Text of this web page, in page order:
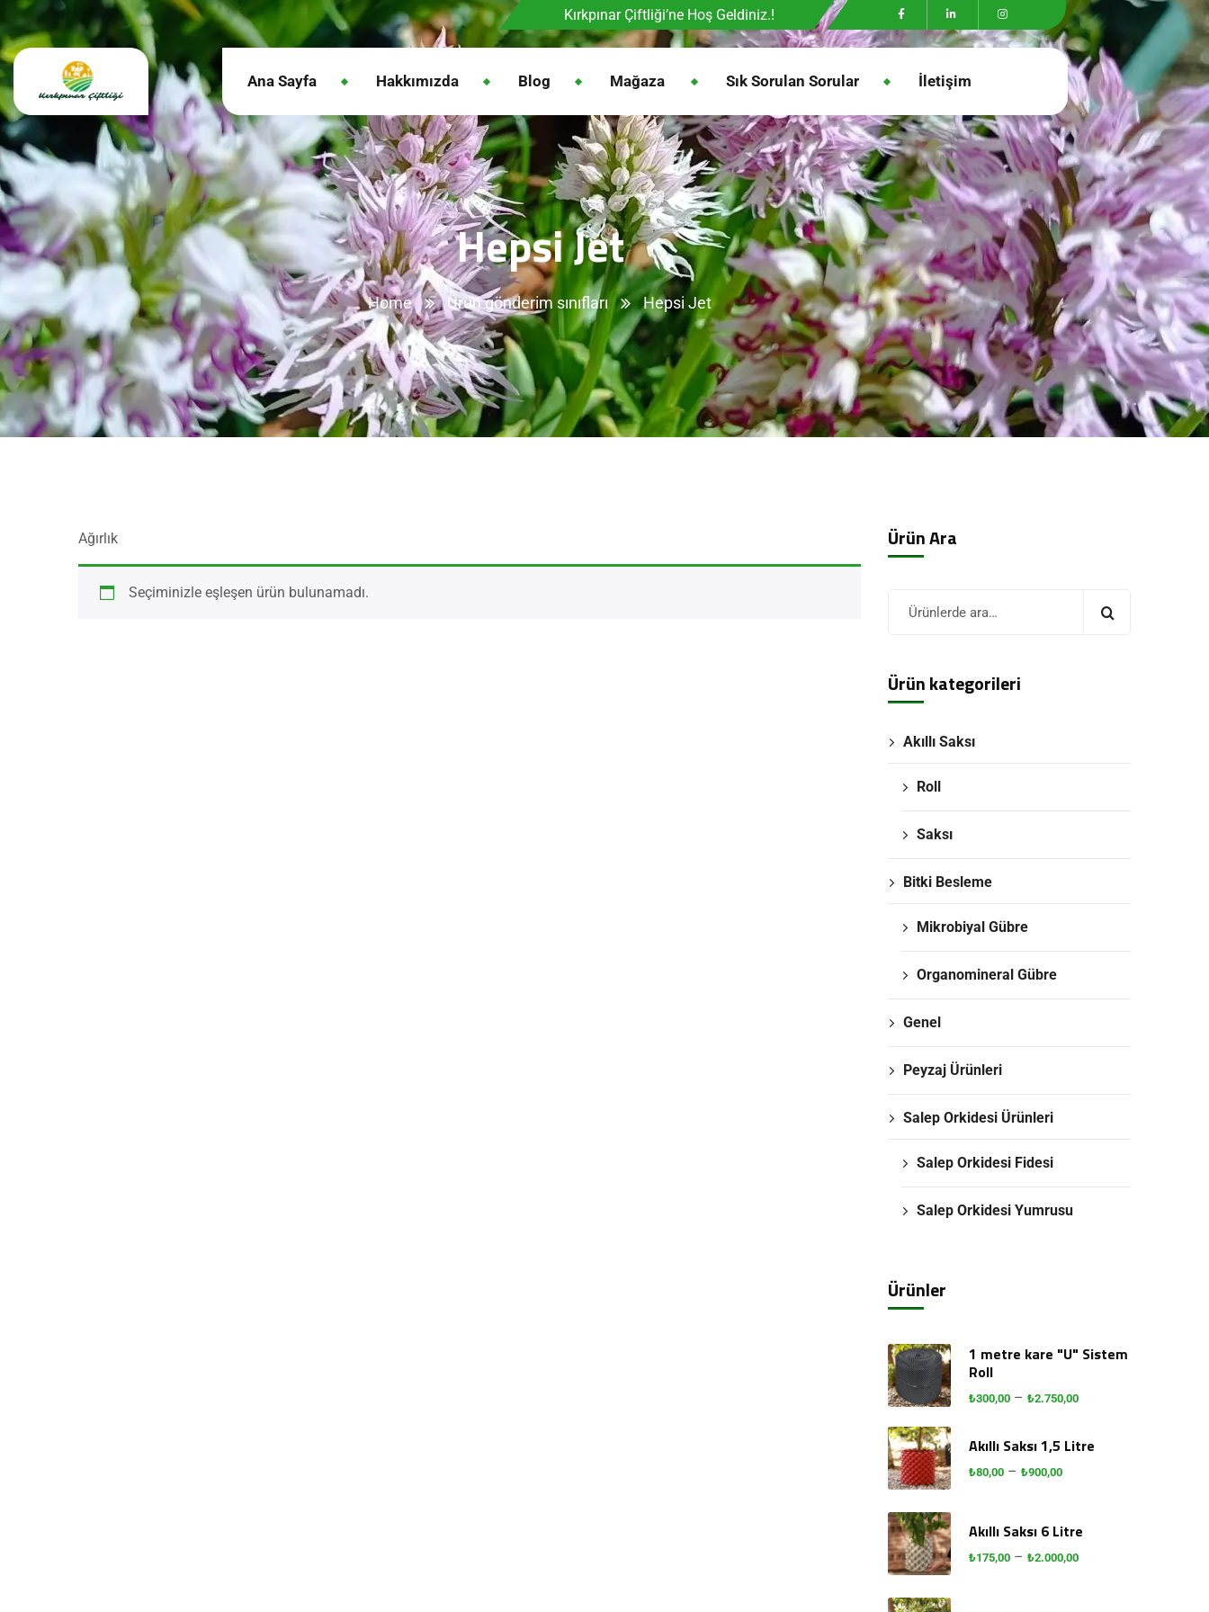
Kırkpınar Çiftliği’ne Hoş Geldiniz.!
Ana Sayfa Hakkımızda Blog Mağaza Sık Sorulan Sorular İletişim
Hepsi Jet
Home Ürün gönderim sınıfları Hepsi Jet
Ağırlık
Seçiminizle eşleşen ürün bulunamadı.
Ürün Ara
Ürün kategorileri
Akıllı Saksı
Roll
Saksı
Bitki Besleme
Mikrobiyal Gübre
Organomineral Gübre
Genel
Peyzaj Ürünleri
Salep Orkidesi Ürünleri
Salep Orkidesi Fidesi
Salep Orkidesi Yumrusu
Ürünler
1 metre kare "U" Sistem
Roll
₺300,00 – ₺2.750,00
Akıllı Saksı 1,5 Litre
₺80,00 – ₺900,00
Akıllı Saksı 6 Litre
₺175,00 – ₺2.000,00